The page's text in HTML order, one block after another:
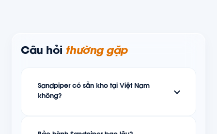
Câu hỏi thường gặp
Sandpiper có sẵn kho tại Việt Nam
không?